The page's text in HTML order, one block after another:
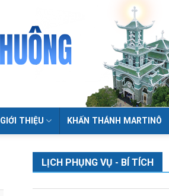
GIỚI THIỆU KHẤN THÁNH MARTINÔ
LỊCH PHỤNG VỤ - BÍ TÍCH